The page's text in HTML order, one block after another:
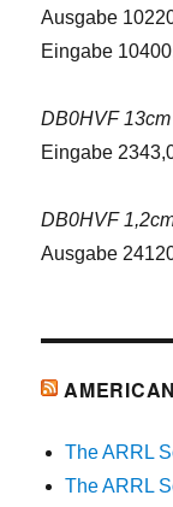
Ausgabe
Eingabe
DB0HVF 13cm
Eingabe
DB0HVF
Ausgabe
The ARRL
The ARRL